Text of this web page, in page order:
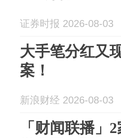
证券时报 2026-08-03
大手笔分红又
案！
新浪财经 2026-08-03
「财闻联播」